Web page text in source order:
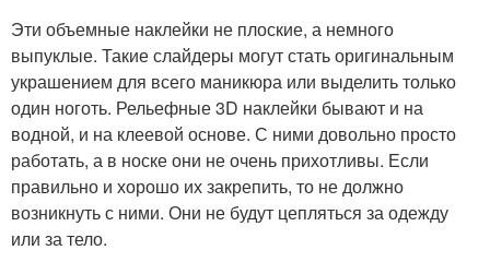
Эти объемные наклейки не плоские, а немного
выпуклые. Такие слайдеры могут стать оригинальным
украшением для всего маникюра или выделить только
один ноготь. Рельефные 3D наклейки бывают и на
водной, и на клеевой основе. С ними довольно просто
работать, а в носке они не очень прихотливы. Если
правильно и хорошо их закрепить, то не должно
возникнуть с ними. Они не будут цепляться за одежду
или за тело.